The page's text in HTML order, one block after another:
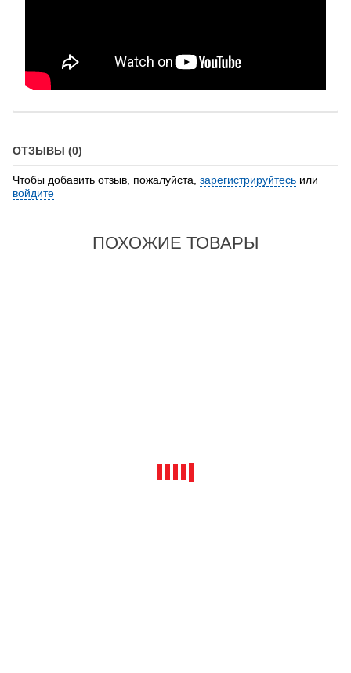
ОТЗЫВЫ (0)
Чтобы добавить отзыв, пожалуйста, зарегистрируйтесь или
войдите
ПОХОЖИЕ ТОВАРЫ